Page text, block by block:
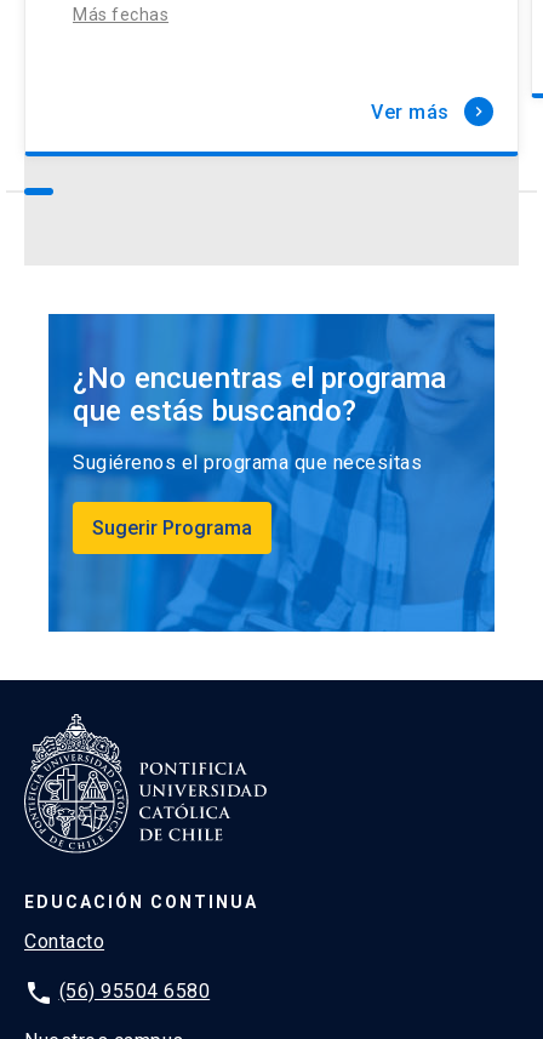
Más fechas
Ver más keyboard_arrow_right
¿No encuentras el programa
que estás buscando?
Sugiérenos el programa que necesitas
Sugerir Programa
EDUCACIÓN CONTINUA
Contacto
phone (56) 95504 6580